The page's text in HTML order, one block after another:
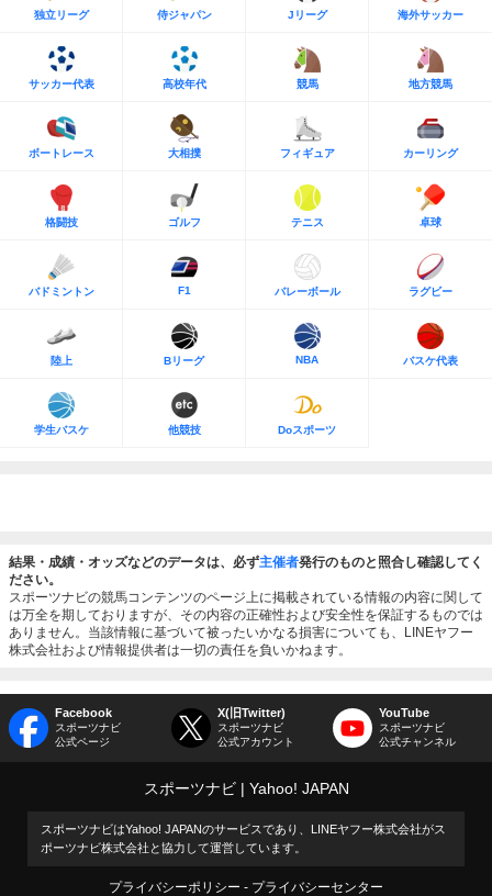
独立リーグ 侍ジャパン Jリーグ 海外サッカー
サッカー代表 高校年代 競馬 地方競馬
ボートレース 大相撲 フィギュア カーリング
格闘技 ゴルフ テニス 卓球
バドミントン F1 バレーボール ラグビー
陸上 Bリーグ NBA バスケ代表
学生バスケ 他競技 Doスポーツ
結果・成績・オッズなどのデータは、必ず主催者発行のものと照合し確認してく
ださい。
スポーツナビの競馬コンテンツのページ上に掲載されている情報の内容に関して
は万全を期しておりますが、その内容の正確性および安全性を保証するものでは
ありません。当該情報に基づいて被ったいかなる損害についても、LINEヤフー
株式会社および情報提供者は一切の責任を負いかねます。
Facebook
スポーツナビ
公式ページ
X(旧Twitter)
スポーツナビ
公式アカウント
YouTube
スポーツナビ
公式チャンネル
スポーツナビ Yahoo! JAPAN
スポーツナビはYahoo! JAPANのサービスであり、LINEヤフー株式会社がス
ポーツナビ株式会社と協力して運営しています。
プライバシーポリシー プライバシーセンター